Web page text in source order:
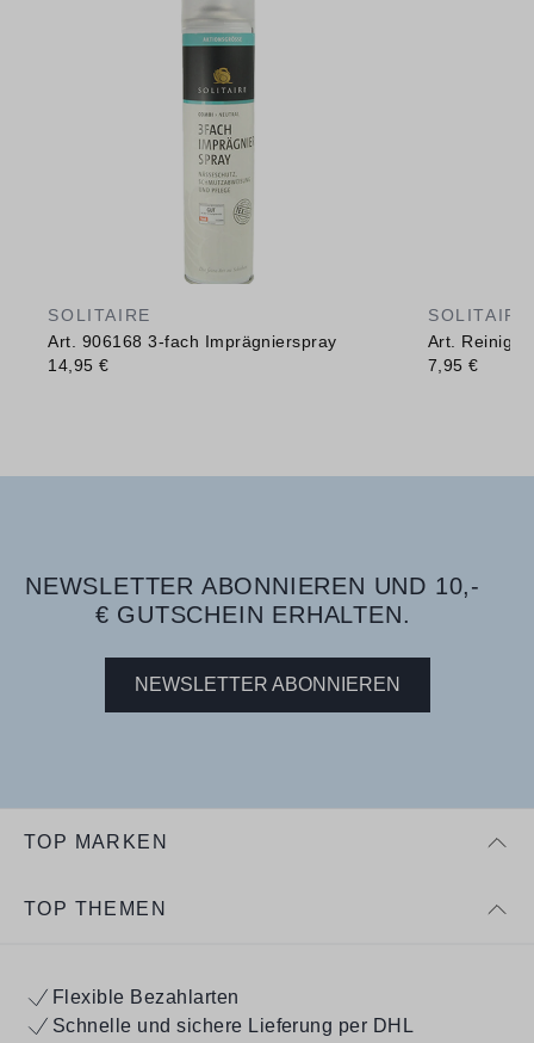
SOLITAIRE
Art. 906168 3-fach Imprägnierspray
14,95 €
SOLITAIRE
Art.
7,95 €
NEWSLETTER ABONNIEREN UND 10,-
€ GUTSCHEIN ERHALTEN.
NEWSLETTER ABONNIEREN
TOP MARKEN
TOP THEMEN
Flexible Bezahlarten
Schnelle und sichere Lieferung per DHL